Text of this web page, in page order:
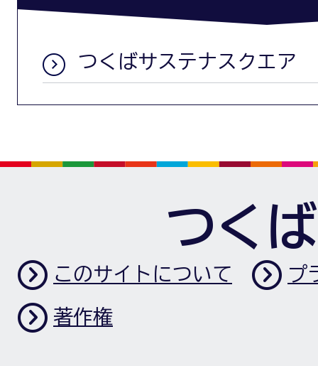
つくばサステナスクエア
つく
このサイトについて プ
著作権